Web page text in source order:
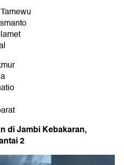
di Jambi Kebakaran,
2